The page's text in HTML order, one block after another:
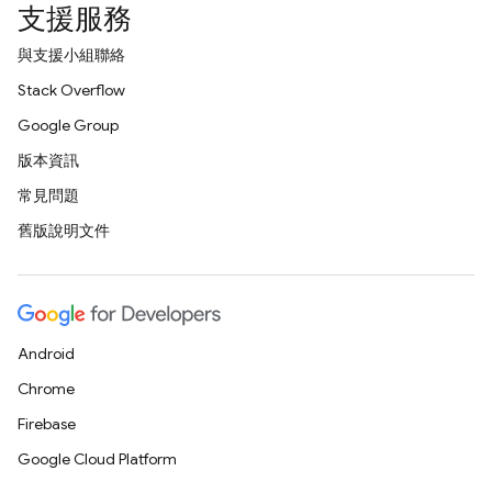
支援服務
與支援小組聯絡
Stack Overflow
Google Group
版本資訊
常見問題
舊版說明文件
Android
Chrome
Firebase
Google Cloud Platform